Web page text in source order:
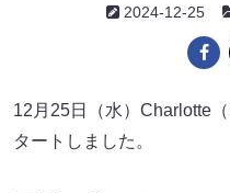
2024-12-25
12月25日（水）Charlotte
タートしました。